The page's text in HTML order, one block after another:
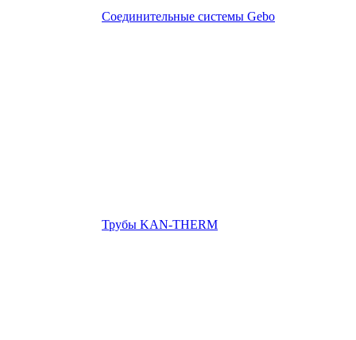
Соединительные системы Gebo
Трубы KAN-THERM